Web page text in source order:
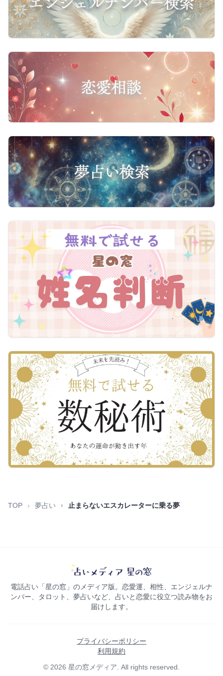
TOP 夢占い 止まらないエスカレーターに乗る夢
電話占い「星の窓」のメディア版。恋愛運、相性、エンジェルナ
ンバー、タロット、夢占いなど、占いと恋愛に役立つ読み物をお
届けします。
プライバシーポリシー
利用規約
© 2026 星の窓メディア. All rights reserved.